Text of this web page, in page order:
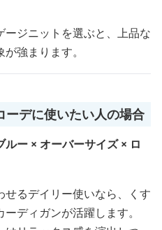
ジニットを選ぶと、上品な
強まります。
ーデに使いたい人の場合
ー × オーバーサイズ × ロ
るデイリー使いなら、くす
ディガンが活躍します。